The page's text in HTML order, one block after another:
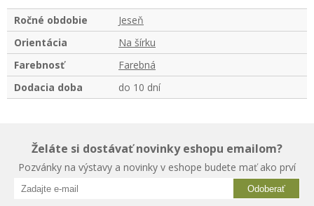
Ročné obdobie
Jeseň
Orientácia
Na šírku
Farebnosť
Farebná
Dodacia doba
do 10 dní
Želáte si dostávať novinky eshopu emailom?
Pozvánky na výstavy a novinky v eshope budete mať ako prví
Odoberať